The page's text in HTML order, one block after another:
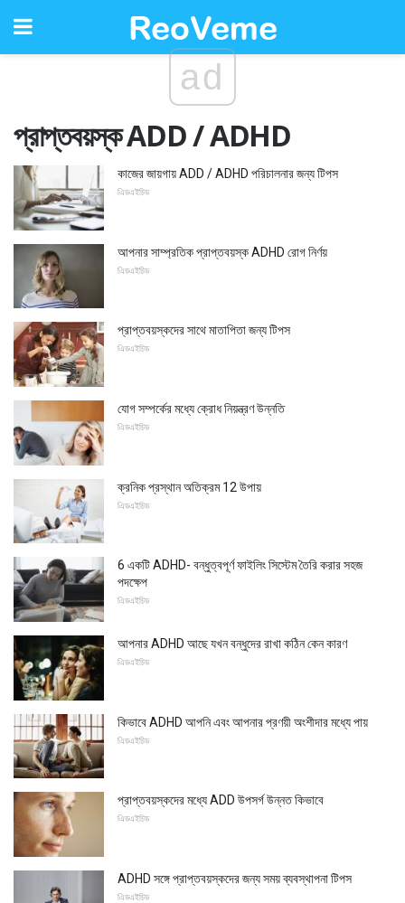
ad
প্রাপ্তবয়স্ক ADD / ADHD
কাজের জায়গায় ADD / ADHD পরিচালনার জন্য টিপস
এিডএইচিড
আপনার সাম্প্রতিক প্রাপ্তবয়স্ক ADHD রোগ নির্ণয়
এিডএইচিড
প্রাপ্তবয়স্কদের সাথে মাতাপিতা জন্য টিপস
এিডএইচিড
যোগ সম্পর্কের মধ্যে ক্রোধ নিয়ন্ত্রণ উন্নতি
এিডএইচিড
ক্রনিক প্রস্থান অতিক্রম 12 উপায়
এিডএইচিড
6 একটি ADHD- বন্ধুত্বপূর্ণ ফাইলিং সিস্টেম তৈরি করার সহজ
পদক্ষেপ
এিডএইচিড
আপনার ADHD আছে যখন বন্ধুদের রাখা কঠিন কেন কারণ
এিডএইচিড
কিভাবে ADHD আপনি এবং আপনার প্রণয়ী অংশীদার মধ্যে পায়
এিডএইচিড
প্রাপ্তবয়স্কদের মধ্যে ADD উপসর্গ উন্নত কিভাবে
এিডএইচিড
ADHD সঙ্গে প্রাপ্তবয়স্কদের জন্য সময় ব্যবস্থাপনা টিপস
এিডএইচিড